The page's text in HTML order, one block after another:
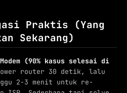
Praktis (Yang
Sekarang)
(90% kasus selesai di
router 30 detik, lalu
2-3 menit untuk re-